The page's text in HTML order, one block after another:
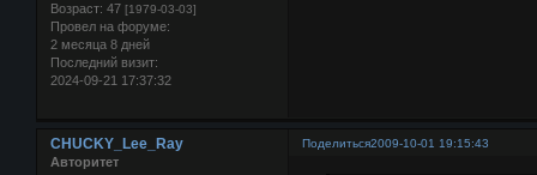
Возраст: 47 [1979-03-03]
Провел на форуме:
2 месяца 8 дней
Последний визит:
2024-09-21 17:37:32
Поделиться2009-10-01 19:15:43
CHUCKY_Lee_Ray
Авторитет